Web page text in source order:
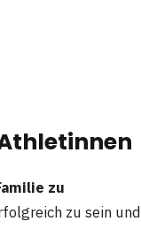
zu
zu sein und